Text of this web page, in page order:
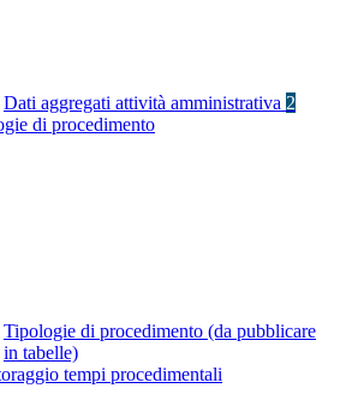
Dati aggregati attività amministrativa 2
di procedimento
Tipologie di procedimento (da pubblicare
in tabelle)
tempi procedimentali